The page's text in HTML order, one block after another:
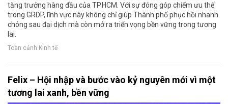
tăng trưởng hàng đầu của TP.HCM. Với sự đóng góp chiếm ưu thế
trong GRDP, lĩnh vực này không chỉ giúp Thành phố phục hồi nhanh
chóng sau đại dịch mà còn mở ra triển vọng bền vững trong tương
lai.
Toàn cảnh Kinh tế
Felix – Hội nhập và bước vào kỷ nguyên mới vì một
tương lai xanh, bền vững